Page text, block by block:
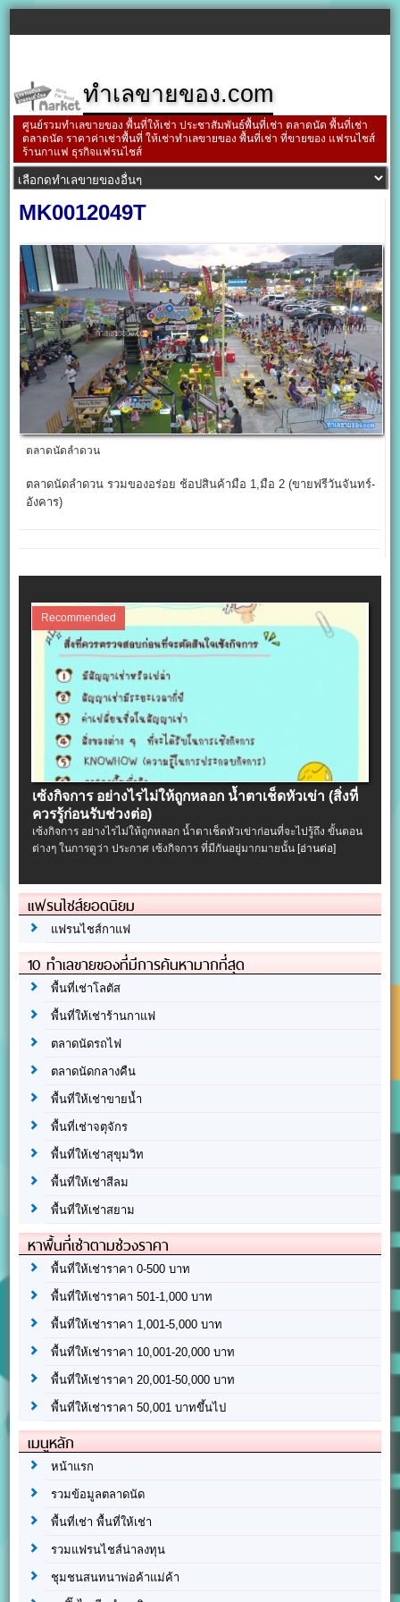
ทำเลขายของ.com
ศูนย์รวมทำเลขายของ พื้นที่ให้เช่า ประชาสัมพันธ์พื้นที่เช่า ตลาดนัด พื้นที่เช่า
ตลาดนัด ราคาค่าเช่าพื้นที่ ให้เช่าทำเลขายของ พื้นที่เช่า ที่ขายของ แฟรนไชส์
ร้านกาแฟ ธุรกิจแฟรนไชส์
MK0012049T
ตลาดนัดลำดวน
ตลาดนัดลำดวน รวมของอร่อย ช้อปสินค้ามือ 1,มือ 2 (ขายฟรีวันจันทร์-
อังคาร)
Recommended
เซ้งกิจการ อย่างไรไม่ให้ถูกหลอก น้ำตาเช็ดหัวเข่า (สิ่งที่
ควรรู้ก่อนรับช่วงต่อ)
เซ้งกิจการ อย่างไรไม่ให้ถูกหลอก น้ำตาเช็ดหัวเข่าก่อนที่จะไปรู้ถึง ขั้นตอน
ต่างๆ ในการดูว่า ประกาศ เซ้งกิจการ ที่มีกันอยู่มากมายนั้น [อ่านต่อ]
แฟรนไชส์ยอดนิยม
แฟรนไชส์กาแฟ
10 ทำเลขายของที่มีการค้นหามากที่สุด
พื้นที่เช่าโลตัส
พื้นที่ให้เช่าร้านกาแฟ
ตลาดนัดรถไฟ
ตลาดนัดกลางคืน
พื้นที่ให้เช่าขายน้ำ
พื้นที่เช่าจตุจักร
พื้นที่ให้เช่าสุขุมวิท
พื้นที่ให้เช่าสีลม
พื้นที่ให้เช่าสยาม
หาพื้นที่เช่าตามช่วงราคา
พื้นที่ให้เช่าราคา 0-500 บาท
พื้นที่ให้เช่าราคา 501-1,000 บาท
พื้นที่ให้เช่าราคา 1,001-5,000 บาท
พื้นที่ให้เช่าราคา 10,001-20,000 บาท
พื้นที่ให้เช่าราคา 20,001-50,000 บาท
พื้นที่ให้เช่าราคา 50,001 บาทขึ้นไป
เมนูหลัก
หน้าแรก
รวมข้อมูลตลาดนัด
พื้นที่เช่า พื้นที่ให้เช่า
รวมแฟรนไชส์น่าลงทุน
ชุมชนสนทนาพ่อค้าแม่ค้า